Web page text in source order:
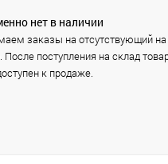
нет в наличии
заказы на отсутствующий на
После поступления на склад
к продаже.